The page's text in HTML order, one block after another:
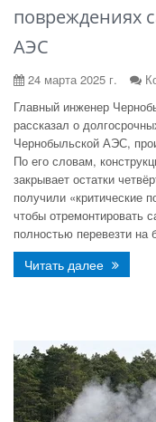
повреждениях
АЭС
24 марта 2025 г.
Главный инженер
рассказал о
Чернобыльской АЭС,
По его словам,
закрывает остатки
получили «критические
чтобы отремонтировать
полностью перевезти
Читать далее